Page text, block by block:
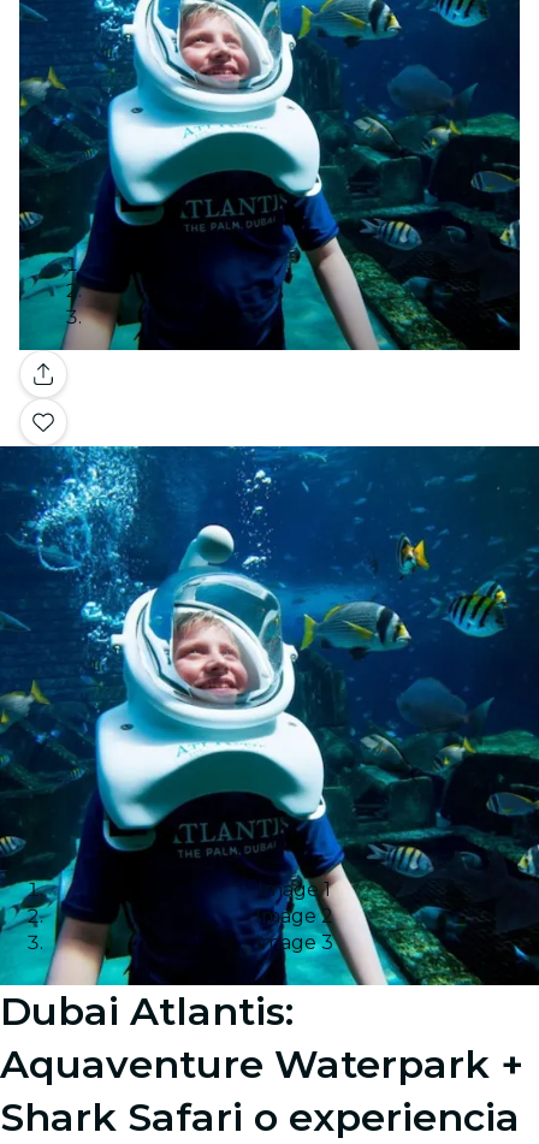
Galería
Image 1
Image 2
Image 3
Dubai Atlantis:
Aquaventure Waterpark +
Shark Safari o experiencia